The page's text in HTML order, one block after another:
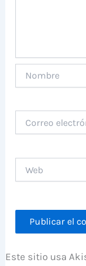
electrónico
Este sitio usa